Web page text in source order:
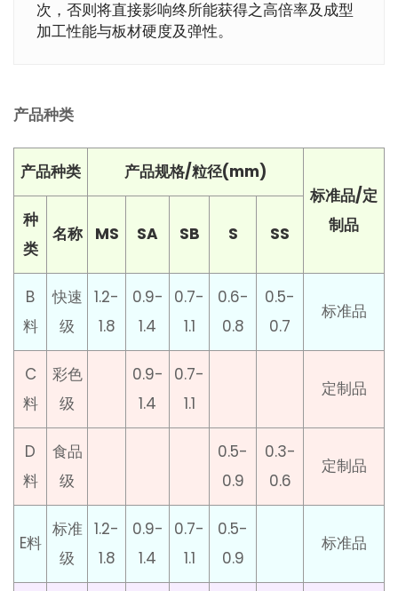
次，否则将直接影响终所能获得之高倍率及成型
加工性能与板材硬度及弹性。
产品种类
产品种类
产品规格/粒径(mm)
标准品/定
制品
种
类
名称 MS SA SB S SS
B
料
快速
级
1.2-
1.8
0.9-
1.4
0.7-
1.1
0.6-
0.8
0.5-
0.7
标准品
C
料
彩色
级
0.9-
1.4
0.7-
1.1
定制品
D
料
食品
级
0.5-
0.9
0.3-
0.6
定制品
E料
标准
级
1.2-
1.8
0.9-
1.4
0.7-
1.1
0.5-
0.9
标准品